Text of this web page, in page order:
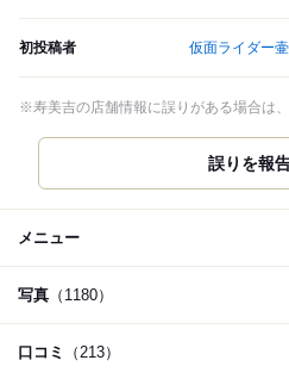
初投稿者 仮面ライダー壷
※寿美吉の店舗情報に誤りがある場合は
誤りを報
メニュー
写真 （1180）
口コミ （213）